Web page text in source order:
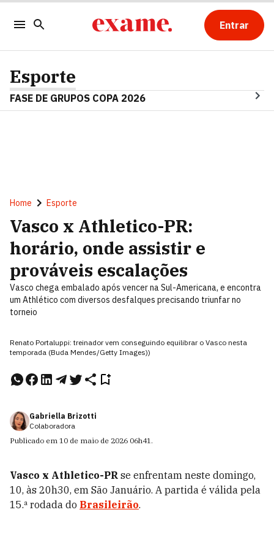
Entrar
Esporte
FASE DE GRUPOS COPA 2026
Home Esporte
Vasco x Athletico-PR:
horário, onde assistir e
prováveis escalações
Vasco chega embalado após vencer na Sul-Americana, e encontra
um Athlético com diversos desfalques precisando triunfar no
torneio
Renato Portaluppi: treinador vem conseguindo equilibrar o Vasco nesta
temporada (Buda Mendes/Getty Images))
Gabriella Brizotti
Colaboradora
Publicado em 10 de maio de 2026 06h41.
Vasco x Athletico-PR se enfrentam neste domingo,
10, às 20h30, em São Januário. A partida é válida pela
15.ª rodada do Brasileirão.